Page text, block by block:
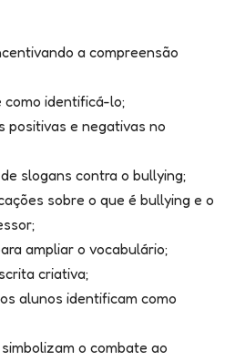
a compreensão
como identificá-lo;
positivas e negativas no
slogans contra o bullying;
sobre o que é bullying e o
ampliar o vocabulário;
criativa;
alunos identificam como
o combate ao